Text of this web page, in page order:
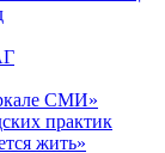
СМИ»
практик
жить»